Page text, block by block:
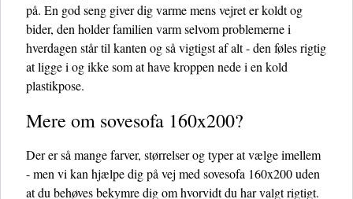
på. En god seng giver dig varme mens vejret er koldt og
bider, den holder familien varm selvom problemerne i
hverdagen står til kanten og så vigtigst af alt - den føles rigtig
at ligge i og ikke som at have kroppen nede i en kold
plastikpose.
Mere om sovesofa 160x200?
Der er så mange farver, størrelser og typer at vælge imellem
- men vi kan hjælpe dig på vej med sovesofa 160x200 uden
at du behøves bekymre dig om hvorvidt du har valgt rigtigt.